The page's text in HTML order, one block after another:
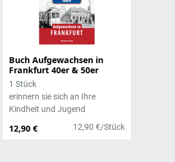
Buch Aufgewachsen in
Frankfurt 40er & 50er
12,90 € 12,90 €/Stück
1 Stück
erinnern sie sich an Ihre
Kindheit und Jugend